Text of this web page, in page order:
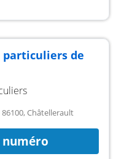
particuliers de
86100, Châtellerault